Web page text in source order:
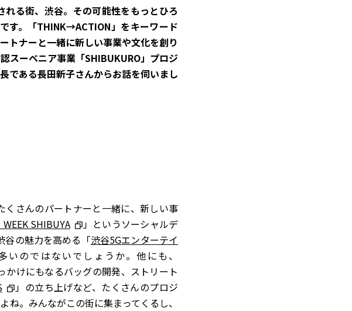
る街、渋谷。その可能性をもっとひろ
す。「THINK→ACTION」をキーワード
トナーと一緒に新しい事業や文化を創り
スーベニア事業「SHIBUKURO」プロジ
である長田新子さんからお話を伺いまし
さんのパートナーと一緒に、新しい事
SHIBUYA
」というソーシャルデ
谷の魅力を高める「渋谷5Gエンターテイ
のではないでしょうか。他にも、
けにもなるバッグの開発、ストリート
」の立ち上げなど、たくさんのプロジ
ね。みんながこの街に集まってくるし、